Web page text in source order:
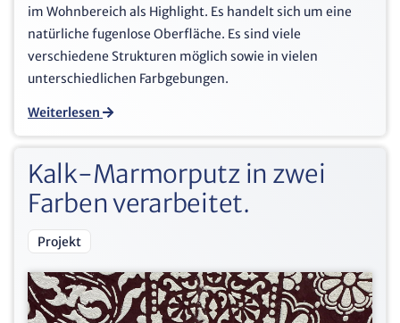
im Wohnbereich als Highlight. Es handelt sich um eine
natürliche fugenlose Oberfläche. Es sind viele
verschiedene Strukturen möglich sowie in vielen
unterschiedlichen Farbgebungen.
Weiterlesen
Kalk-Marmorputz in zwei
Farben verarbeitet.
Projekt